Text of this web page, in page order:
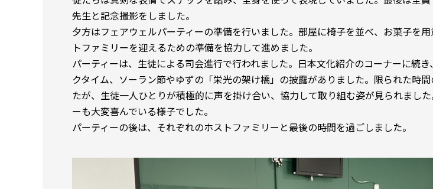
先生と記念撮影をしました。
夕方はフェアウェルパーティーの準備を行いました。部屋に椅子を並べ、お菓子を
トファミリーを迎えるための準備を協力して進めました。
パーティーは、生徒による司会進行で行われました。日本文化紹介のコーナーに続
クタイム、ソーラン節やゆずの「栄光の架け橋」の披露がありました。限られた時
たが、生徒一人ひとりが積極的に声を掛け合い、協力して取り組む姿が見られまし
ーも大変喜んでいる様子でした。
パーティーの後は、それぞれのホストファミリーと最後の時間を過ごしました。